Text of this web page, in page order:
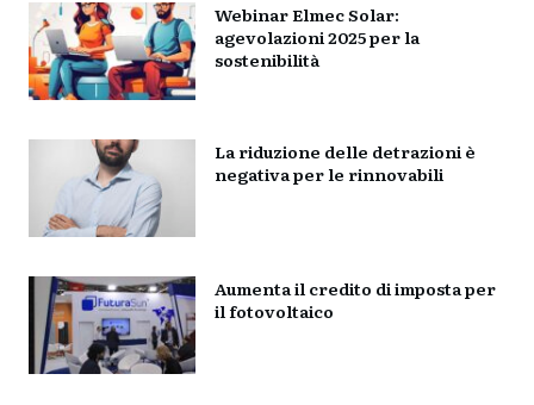
Webinar Elmec Solar:
agevolazioni 2025 per la
sostenibilità
La riduzione delle detrazioni è
negativa per le rinnovabili
Aumenta il credito di imposta per
il fotovoltaico